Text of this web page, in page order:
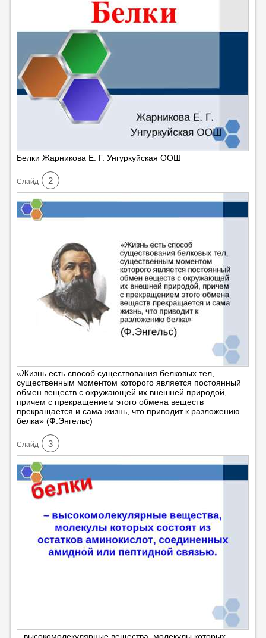
Белки Жарникова Е. Г. Унгуркуйская ООШ
Cлайд 2
«Жизнь есть способ существования белковых тел,
существенным моментом которого является постоянный
обмен веществ с окружающей их внешней природой,
причем с прекращением этого обмена веществ
прекращается и сама жизнь, что приводит к разложению
белка» (Ф.Энгельс)
Cлайд 3
– высокомолекулярные вещества, молекулы которых